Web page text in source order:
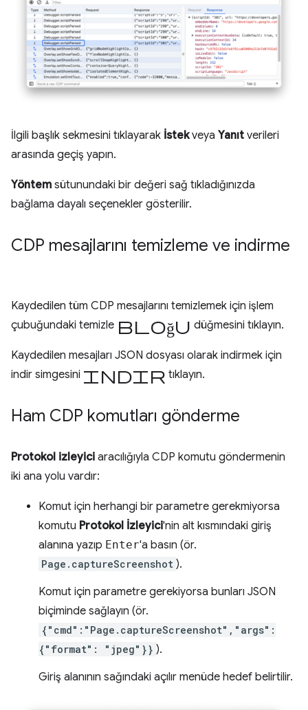
İlgili başlık sekmesini tıklayarak İstekveya Yanıt verileri
arasında geçiş yapın.
Yöntem sütunundaki bir değeri sağ tıkladığınızda
bağlama dayalı seçenekler gösterilir.
CDP mesajlarını temizleme ve indirme
Kaydedilen tüm CDP mesajlarını temizlemek için işlem
çubuğundaki temizle bloğu düğmesini tıklayın.
Kaydedilen mesajları JSON dosyası olarak indirmek için
indir simgesini indir tıklayın.
Ham CDP komutları gönderme
Protokol izleyici aracılığıyla CDP komutu göndermenin
iki ana yolu vardır:
Komut için herhangi bir parametre gerekmiyorsa
komutu Protokol İzleyici'nin alt kısmındaki giriş
alanına yazıp Enter'a basın (ör.
Page.captureScreenshot ).
Komut için parametre gerekiyorsa bunları JSON
biçiminde sağlayın (ör.
{"cmd":"Page.captureScreenshot","args":
{"format": "jpeg"}} ).
Giriş alanının sağındaki açılır menüde hedef belirtilir.